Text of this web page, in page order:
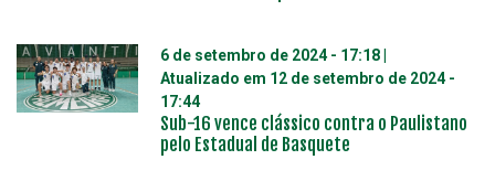
6 de setembro de 2024 - 17:18
Atualizado em 12 de setembro de 2024 -
17:44
Sub-16 vence clássico contra o Paulistano
pelo Estadual de Basquete